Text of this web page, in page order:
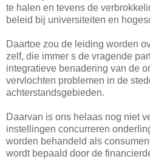
te halen en tevens de
beleid bij universiteiten en
Daartoe zou de leiding worden
zelf, die immer s de vragende
integratieve benadering van de
vervlochten problemen in de
achterstandsgebieden.
Daarvan is ons helaas nog niet
instellingen concurreren
worden behandeld als
wordt bepaald door de